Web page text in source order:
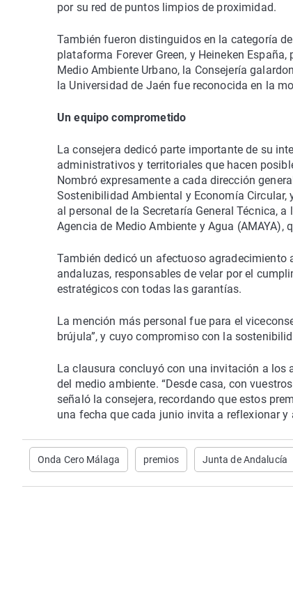
por su red de puntos limpios de proximidad.
También fueron distinguidos en la categoría
plataforma Forever Green, y Heineken
Medio Ambiente Urbano, la Consejería
la Universidad de Jaén fue reconocida en la
Un equipo comprometido
La consejera dedicó parte importante de su
administrativos y territoriales que hacen
Nombró expresamente a cada dirección
Sostenibilidad Ambiental y Economía
al personal de la Secretaría General Técnica,
Agencia de Medio Ambiente y Agua
También dedicó un afectuoso agradecimiento
andaluzas, responsables de velar por el
estratégicos con todas las garantías.
La mención más personal fue para el
brújula”, y cuyo compromiso con la
La clausura concluyó con una invitación a los
del medio ambiente. “Desde casa, con
señaló la consejera, recordando que estos
una fecha que cada junio invita a reflexionar
Onda Cero Málaga premios Junta de Andalucía